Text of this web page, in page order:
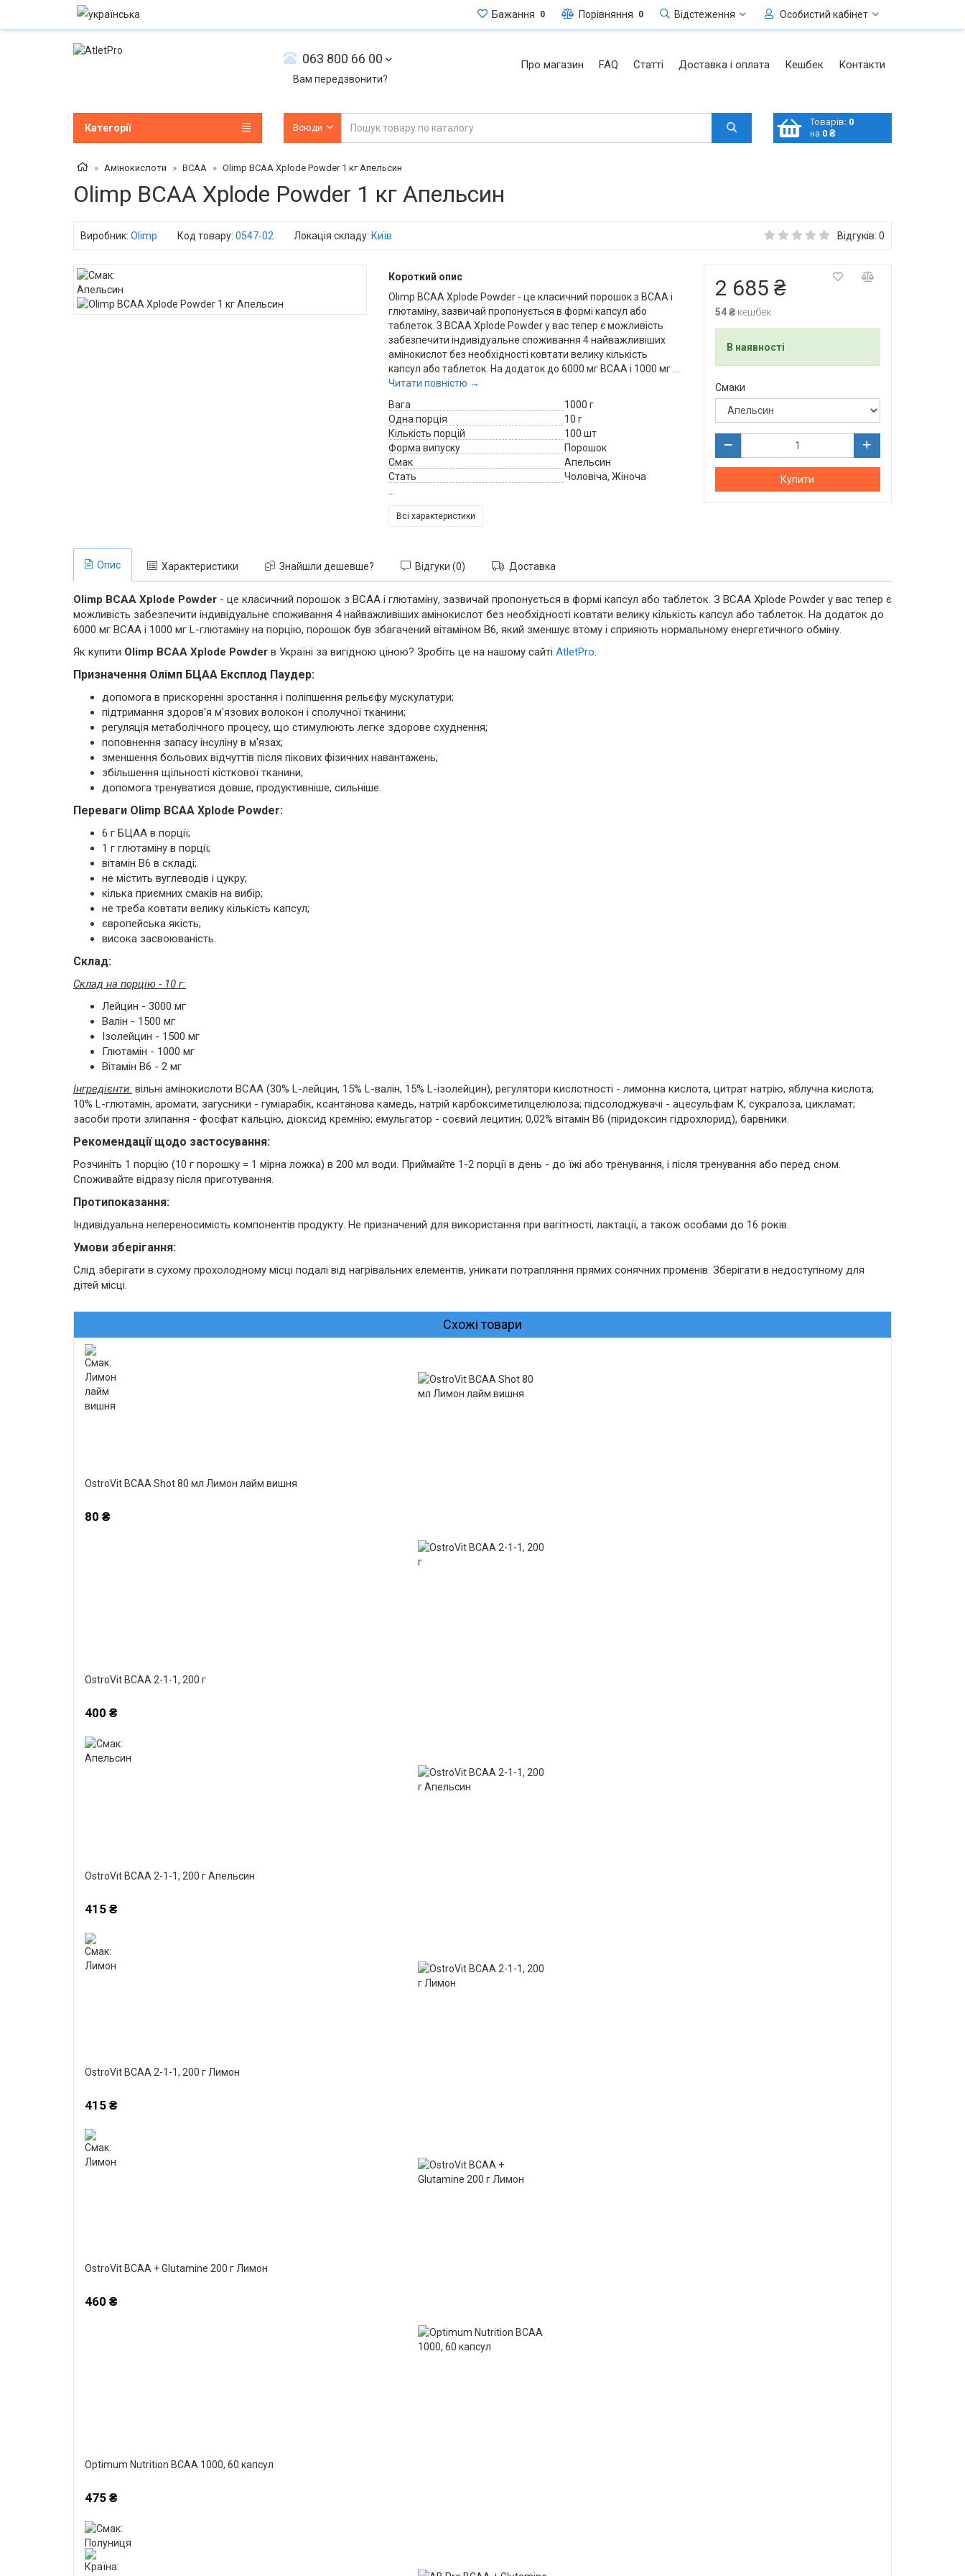
Особистий кабінет
Відстеження
Бажання 0 Порівняння 0
063 800 66 00
Вам передзвонити?
Про магазин FAQ Статті Доставка і оплата Кешбек Контакти
Всюди
Товарів: 0
на 0 ₴
Категорії
Амінокислоти BCAA Olimp BCAA Xplode Powder 1 кг Апельсин
Olimp BCAA Xplode Powder 1 кг Апельсин
Виробник: Olimp Код товару: 0547-02 Локація складу: Київ Відгуків: 0
Короткий опис
Olimp BCAA Xplode Powder - це класичний порошок з BCAA і
глютаміну, зазвичай пропонується в формі капсул або
таблеток. З BCAA Xplode Powder у вас тепер є можливість
забезпечити індивідуальне споживання 4 найважливіших
амінокислот без необхідності ковтати велику кількість
капсул або таблеток. На додаток до 6000 мг BCAA і 1000 мг ...
Читати повністю →
Вага
1000 г
Одна порція
10 г
Кількість порцій
100 шт
Форма випуску
Порошок
Смак
Апельсин
Стать
Чоловіча, Жіноча
Всі характеристики
2 685 ₴
54 ₴ кешбек
В наявності
Смаки
Купити
Опис Характеристики Знайшли дешевше? Відгуки (0) Доставка
Olimp BCAA Xplode Powder - це класичний порошок з BCAA і глютаміну, зазвичай пропонується в формі капсул або таблеток. З BCAA Xplode Powder у вас тепер є
можливість забезпечити індивідуальне споживання 4 найважливіших амінокислот без необхідності ковтати велику кількість капсул або таблеток. На додаток до
6000 мг BCAA і 1000 мг L-глютаміну на порцію, порошок був збагачений вітаміном B6, який зменшує втому і сприяють нормальному енергетичного обміну.
Як купити Olimp BCAA Xplode Powder в Україні за вигідною ціною? Зробіть це на нашому сайті AtletPro.
Призначення Олімп БЦАА Експлод Паудер:
допомога в прискоренні зростання і поліпшення рельєфу мускулатури;
підтримання здоров'я м'язових волокон і сполучної тканини;
регуляція метаболічного процесу, що стимулюють легке здорове схуднення;
поповнення запасу інсуліну в м'язах;
зменшення больових відчуттів після пікових фізичних навантажень;
збільшення щільності кісткової тканини;
допомога тренуватися довше, продуктивніше, сильніше.
Переваги Olimp BCAA Xplode Powder:
6 г БЦАА в порції;
1 г глютаміну в порції;
вітамін B6 в складі;
не містить вуглеводів і цукру;
кілька приємних смаків на вибір;
не треба ковтати велику кількість капсул;
європейська якість;
висока засвоюваність.
Cклад:
Склад на порцію - 10 г:
Лейцин - 3000 мг
Валін - 1500 мг
Ізолейцин - 1500 мг
Глютамін - 1000 мг
Вітамін B6 - 2 мг
Інгредієнти: вільні амінокислоти BCAA (30% L-лейцин, 15% L-валін, 15% L-ізолейцин), регулятори кислотності - лимонна кислота, цитрат натрію, яблучна кислота;
10% L-глютамін, аромати, загусники - гуміарабік, ксантанова камедь, натрій карбоксиметилцелюлоза; підсолоджувачі - ацесульфам К, сукралоза, цикламат;
засоби проти злипання - фосфат кальцію, діоксид кремнію; емульгатор - соєвий лецитин; 0,02% вітамін B6 (піридоксин гідрохлорид), барвники.
Рекомендації щодо застосування:
Розчиніть 1 порцію (10 г порошку = 1 мірна ложка) в 200 мл води. Приймайте 1-2 порції в день - до їжі або тренування, і після тренування або перед сном.
Споживайте відразу після приготування.
Протипоказання:
Індивідуальна непереносимість компонентів продукту. Не призначений для використання при вагітності, лактації, а також особами до 16 років.
Умови зберігання:
Слід зберігати в сухому прохолодному місці подалі від нагрівальних елементів, уникати потрапляння прямих сонячних променів. Зберігати в недоступному для
дітей місці.
Схожі товари
OstroVit BCAA Shot 80 мл Лимон лайм вишня
80 ₴
OstroVit BCAA 2-1-1, 200 г
400 ₴
OstroVit BCAA 2-1-1, 200 г Апельсин
415 ₴
OstroVit BCAA 2-1-1, 200 г Лимон
415 ₴
OstroVit BCAA + Glutamine 200 г Лимон
460 ₴
Optimum Nutrition BCAA 1000, 60 капсул
475 ₴